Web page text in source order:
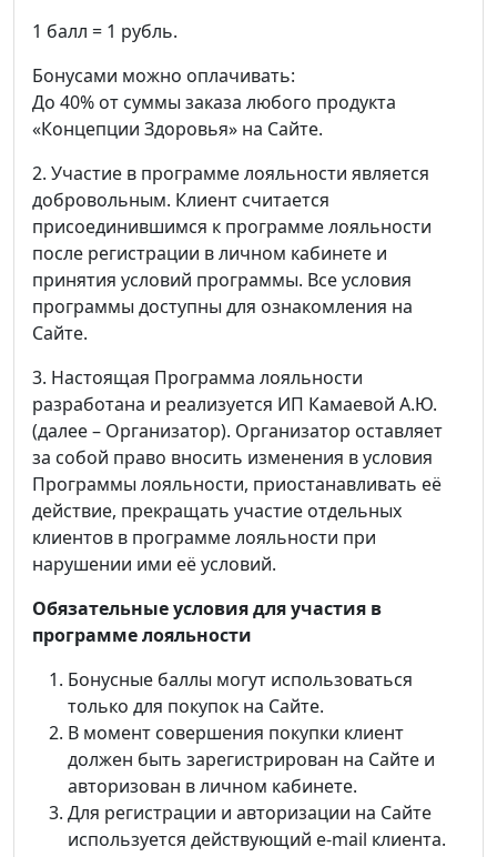
1 балл = 1 рубль.
Бонусами можно оплачивать:
До 40% от суммы заказа любого продукта
«Концепции Здоровья» на Сайте.
2. Участие в программе лояльности является
добровольным. Клиент считается
присоединившимся к программе лояльности
после регистрации в личном кабинете и
принятия условий программы. Все условия
программы доступны для ознакомления на
Сайте.
3. Настоящая Программа лояльности
разработана и реализуется ИП Камаевой А.Ю.
(далее – Организатор). Организатор оставляет
за собой право вносить изменения в условия
Программы лояльности, приостанавливать её
действие, прекращать участие отдельных
клиентов в программе лояльности при
нарушении ими её условий.
Обязательные условия для участия в
программе лояльности
Бонусные баллы могут использоваться
только для покупок на Сайте.
В момент совершения покупки клиент
должен быть зарегистрирован на Сайте и
авторизован в личном кабинете.
Для регистрации и авторизации на Сайте
используется действующий e-mail клиента.